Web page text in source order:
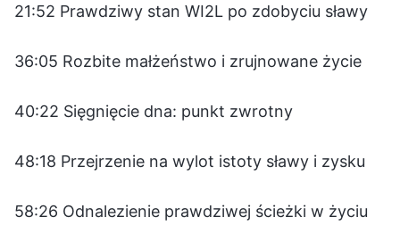
21:52 Prawdziwy stan WI2L po zdobyciu sławy
36:05 Rozbite małżeństwo i zrujnowane życie
40:22 Sięgnięcie dna: punkt zwrotny
48:18 Przejrzenie na wylot istoty sławy i zysku
58:26 Odnalezienie prawdziwej ścieżki w życiu